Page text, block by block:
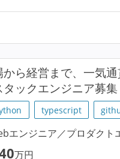
から経営まで、一気
ックエンジニア募集
typescript
エンジニア／プロダクト
万円